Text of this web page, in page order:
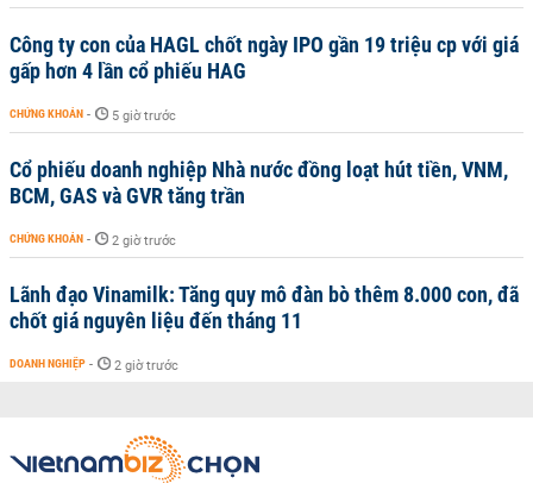
Công ty con của HAGL chốt ngày IPO gần 19 triệu cp với giá
gấp hơn 4 lần cổ phiếu HAG
CHỨNG KHOÁN - 5 giờ trước
Cổ phiếu doanh nghiệp Nhà nước đồng loạt hút tiền, VNM,
BCM, GAS và GVR tăng trần
CHỨNG KHOÁN - 2 giờ trước
Lãnh đạo Vinamilk: Tăng quy mô đàn bò thêm 8.000 con, đã
chốt giá nguyên liệu đến tháng 11
DOANH NGHIỆP - 2 giờ trước